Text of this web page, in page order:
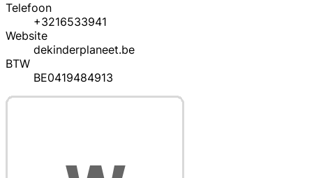
Telefoon
+3216533941
Website
dekinderplaneet.be
BTW
BE0419484913